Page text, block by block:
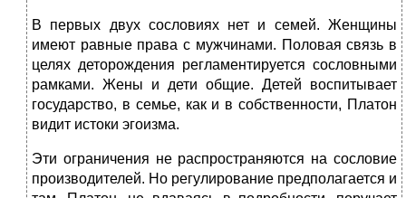
В первых двух сословиях нет и семей. Женщины
имеют равные права с мужчинами. Половая связь в
целях деторождения регламентируется сословными
рамками. Жены и дети общие. Детей воспитывает
государство, в семье, как и в собственности, Платон
видит истоки эгоизма.
Эти ограничения не распространяются на сословие
производителей. Но регулирование предполагается и